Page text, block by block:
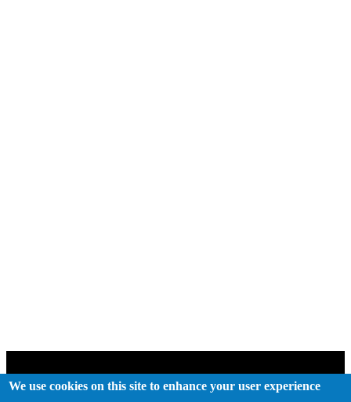
We use cookies on this site to enhance your user experience